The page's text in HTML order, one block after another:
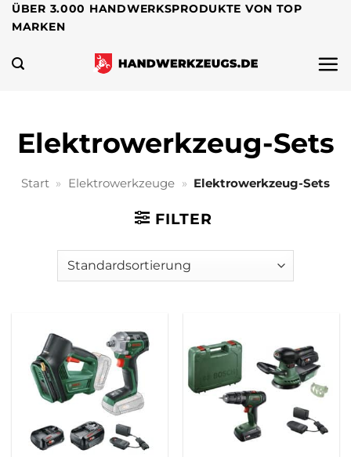
Zum
Inhalt
springen
ÜBER 3.000 HANDWERKSPRODUKTE VON TOP
MARKEN
Elektrowerkzeug-Sets
Start » Elektrowerkzeuge » Elektrowerkzeug-Sets
FILTER